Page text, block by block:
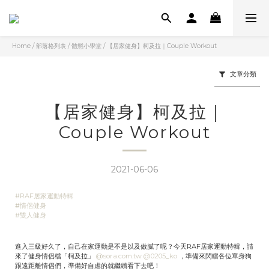
Home /部落格列表 /體態小學堂 / 【居家健身】柯及拉｜Couple Workout
文章分類
【居家健身】柯及拉｜
Couple Workout
2021-06-06
#RAF居家運動特輯
#情侶健身
#雙人健身
進入三級好久了，自己在家運動是不是以及做膩了呢？今天RAF居家運動特輯，請
來了健身情侶檔「柯及拉」 @sora.com.tw @0205_ko ，準備來閃瞎各位單身狗
跟遠距離情侶們，準備好自虐的就繼續看下去吧！